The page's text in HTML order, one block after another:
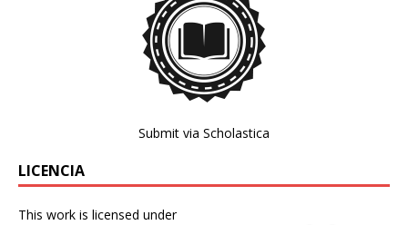
Submit via Scholastica
LICENCIA
This work is licensed under